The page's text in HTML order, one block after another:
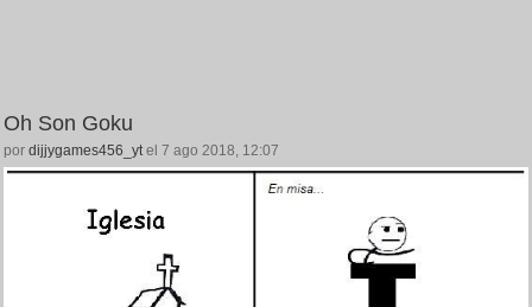
Oh Son Goku
por dijjygames456_yt el 7 ago 2018, 12:07